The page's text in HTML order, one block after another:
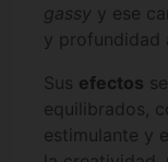
gassy y ese
y profundidad
Sus efectos
equilibrados,
estimulante y